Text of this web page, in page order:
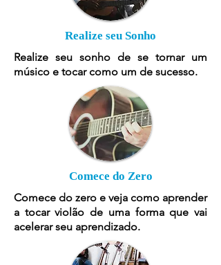
Realize seu Sonho
Realize seu sonho de se tornar um
músico e tocar como um de sucesso.
Comece do Zero
Comece do zero e veja como aprender
a tocar violão de uma forma que vai
acelerar seu aprendizado.